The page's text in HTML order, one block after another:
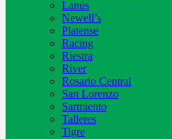
Lanús
Newell’s
Platense
Racing
Riestra
River
Rosario Central
San Lorenzo
Sarmiento
Talleres
Tigre